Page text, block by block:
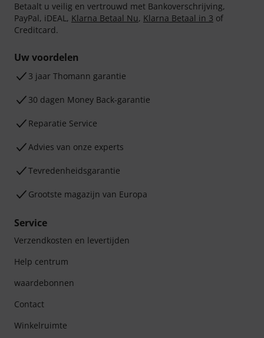
Betaalt u veilig en vertrouwd met Bankoverschrijving,
PayPal, iDEAL, Klarna Betaal Nu, Klarna Betaal in 3 of
Creditcard.
Uw voordelen
3 jaar Thomann garantie
30 dagen Money Back-garantie
Reparatie Service
Advies van onze experts
Tevredenheidsgarantie
Grootste magazijn van Europa
Service
Verzendkosten en levertijden
Help centrum
waardebonnen
Contact
Winkelruimte